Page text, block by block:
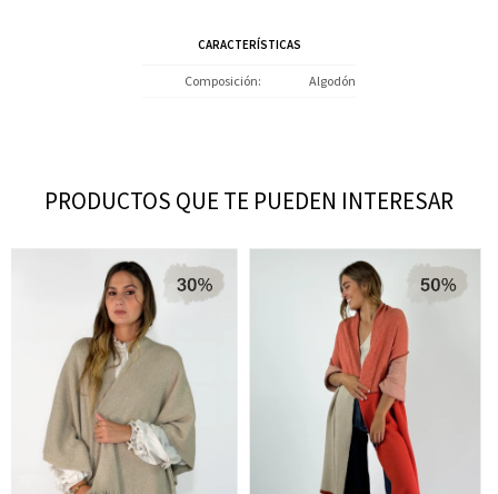
CARACTERÍSTICAS
Composición Algodón
PRODUCTOS QUE TE PUEDEN INTERESAR